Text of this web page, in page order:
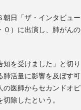
朝日「ザ・インタビュー
０）に出演し、肺がんの
知を受けました」と切り
肺活量に影響を及ぼす可
の医師からセカンドオピ
除したという。